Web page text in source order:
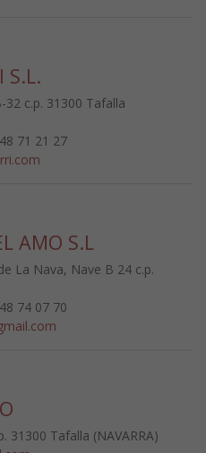
S.L.
c.p. 31300 Tafalla
71 21 27
AMO S.L
La Nava, Nave B 24 c.p.
74 07 70
31300 Tafalla (NAVARRA)